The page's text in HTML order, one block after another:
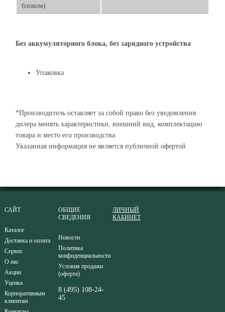
блоком)
Без аккумуляторного блока, без зарядного устройства
Упаковка
*Производитель оставляет за собой право без уведомления
дилера менять характеристики, внешний вид, комплектацию
товара и место его производства.
Указанная информация не является публичной офертой
САЙТ
Каталог
Доставка и оплата
Сервис
О нас
Акции
Уценка
Корпоративным
клиентам
ОБЩИЕ
СВЕДЕНИЯ
Новости
Политика
конфиденциальности
Условия продажи
(оферта)
8 (495) 108-24-
45
ЛИЧНЫЙ
КАБИНЕТ